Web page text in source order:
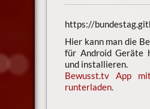
https://
Hier kann man die
für Android Geräte
und installieren.
Bewusst.tv App
runterladen.